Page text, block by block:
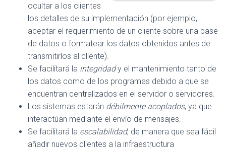
ocultar a los clientes
los detalles de su implementación (por ejemplo,
aceptar el requerimiento de un cliente sobre una base
de datos o formatear los datos obtenidos antes de
transmitirlos al cliente).
Se facilitará la integridady el mantenimiento tanto de
los datos como de los programas debido a que se
encuentran centralizados en el servidor o servidores.
Los sistemas estarán débilmente acoplados, ya que
interactúan mediante el envío de mensajes.
Se facilitará la escalabilidad, de manera que sea fácil
añadir nuevos clientes a la infraestructura